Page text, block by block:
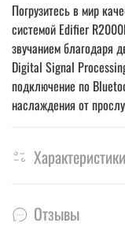
Погрузитесь в мир
системой Edifier
звучанием благодаря
Digital Signal
подключение по
наслаждения от
Характеристики
Отзывы